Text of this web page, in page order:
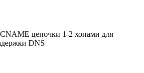
цепочки 1-2 хопами для
DNS